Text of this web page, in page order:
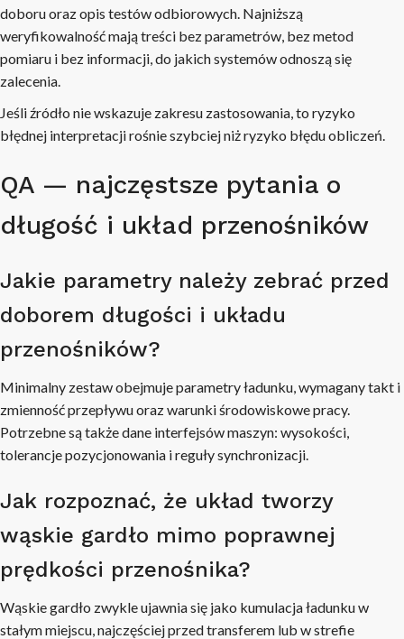
doboru oraz opis testów odbiorowych. Najniższą
weryfikowalność mają treści bez parametrów, bez metod
pomiaru i bez informacji, do jakich systemów odnoszą się
zalecenia.
Jeśli źródło nie wskazuje zakresu zastosowania, to ryzyko
błędnej interpretacji rośnie szybciej niż ryzyko błędu obliczeń.
QA — najczęstsze pytania o
długość i układ przenośników
Jakie parametry należy zebrać przed
doborem długości i układu
przenośników?
Minimalny zestaw obejmuje parametry ładunku, wymagany takt i
zmienność przepływu oraz warunki środowiskowe pracy.
Potrzebne są także dane interfejsów maszyn: wysokości,
tolerancje pozycjonowania i reguły synchronizacji.
Jak rozpoznać, że układ tworzy
wąskie gardło mimo poprawnej
prędkości przenośnika?
Wąskie gardło zwykle ujawnia się jako kumulacja ładunku w
stałym miejscu, najczęściej przed transferem lub w strefie